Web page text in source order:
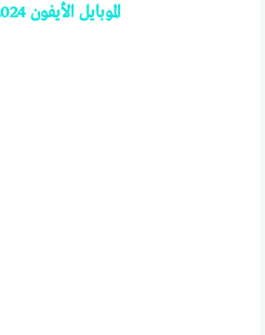
الموبايل الأيفون 2024 اخر اصدار